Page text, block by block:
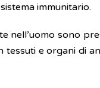
immunitario.
nell’uomo sono
e organi di